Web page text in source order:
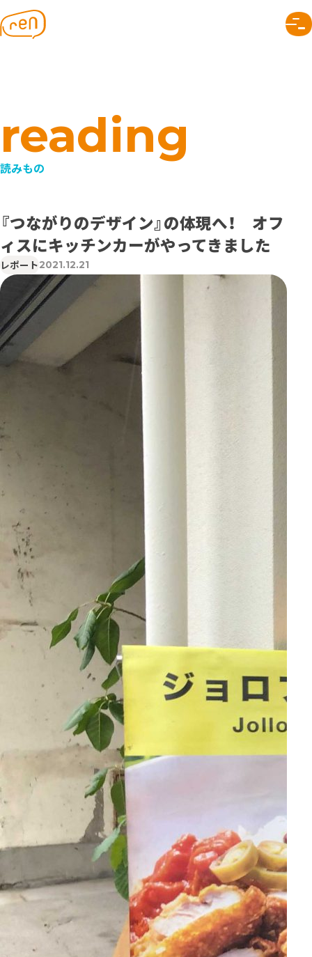
株式会社ren｜つながりのデザイン
トップページ
renについて
なぜつながり？
できること
プロジェクト
事業デザイン
コミュニケーションデザイン
つながりのヒント
読みもの
お知らせ
よくあるご質問
採用情報・パートナー募集
renの会社案内
Instagram
Facebook
個人情報保護方針
特定商取引法に基づく表記
読みもの
『つながりのデザイン』の体現へ！ オフ
ィスにキッチンカーがやってきました
レポート2021.12.21